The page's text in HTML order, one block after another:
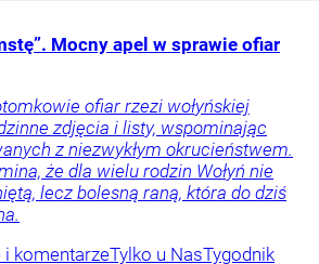
Mocny apel w sprawie ofiar
ofiar rzezi wołyńskiej
zdjęcia i listy, wspominając
z niezwykłym okrucieństwem.
że dla wielu rodzin Wołyń nie
lecz bolesną raną, która do dziś
i komentarzeTylko u NasTygodnik